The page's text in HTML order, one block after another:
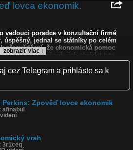
lovca ekonomik.
zobraziť viac ↓
vedoucí poradce v konzultační firmě
úspěšný, jednal se státníky po celém
přesvědčení, že ekonomická pomoc
způsob, jak okrádat tyto
ožebračit a kolaboranty ocenit. Napsal
lovce ekonomik
banka, rozvojové krajiny
cez Telegram a prihláste sa k
Perkins: Zpověď lovce ekonomik
afinabul
vrah
3r1ceq